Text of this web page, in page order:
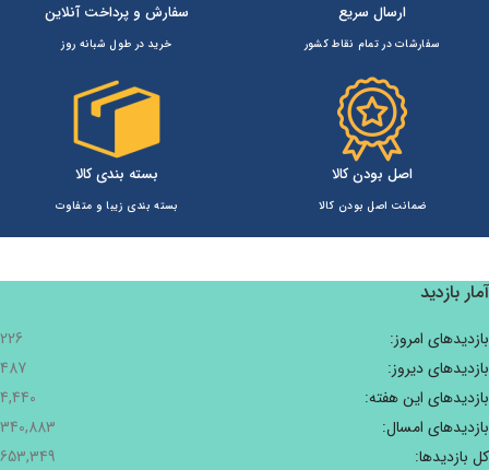
ارسال سریع
سفارشات در تمام نقاط کشور
سفارش و پرداخت آنلاین
خرید در طول شبانه روز
اصل بودن کالا
ضمانت اصل بودن کالا
بسته بندی کالا
بسته بندی زیبا و متفاوت
آمار بازدید
بازدیدهای امروز:
226
بازدیدهای دیروز:
487
بازدیدهای این هفته:
4,440
بازدیدهای امسال:
340,883
کل بازدیدها:
653,349